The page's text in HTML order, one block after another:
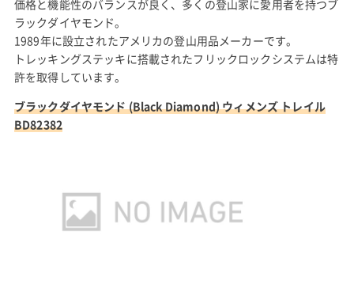
価格と機能性のバランスが良く、多くの登山家に愛用者を持つブ
ラックダイヤモンド。
1989年に設立されたアメリカの登山用品メーカーです。
トレッキングステッキに搭載されたフリックロックシステムは特
許を取得しています。
ブラックダイヤモンド (Black Diamond) ウィメンズ トレイル
BD82382